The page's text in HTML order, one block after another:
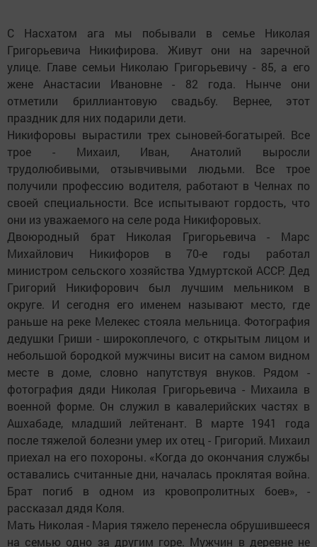
С Насхатом ага мы побывали в семье Николая
Григорьевича Никифирова. Живут они на заречной
улице. Главе семьи Николаю Григорьевичу - 85, а его
жене Анастасии Ивановне - 82 года. Нынче они
отметили бриллиантовую свадьбу. Вернее, этот
праздник для них подарили дети.
Никифоровы вырастили трех сыновей-богатырей. Все
трое - Михаил, Иван, Анатолий выросли
трудолюбивыми, отзывчивыми людьми. Все трое
получили профессию водителя, работают в Челнах по
своей специальности. Все испытывают гордость, что
они из уважаемого на селе рода Никифоровых.
Двоюродный брат Николая Григорьевича - Марс
Михайлович Никифоров в 70-е годы работал
министром сельского хозяйства Удмуртской АССР. Дед
Григорий Никифорович был лучшим мельником в
округе. И сегодня его именем называют место, где
раньше на реке Мелекес стояла мельница. Фотография
дедушки Гриши - широкоплечого, с открытым лицом и
небольшой бородкой мужчины висит на самом видном
месте в доме, словно напутствуя внуков. Рядом -
фотография дяди Николая Григорьевича - Михаила в
военной форме. Он служил в кавалерийских частях в
Ашхабаде, младший лейтенант. В марте 1941 года
после тяжелой болезни умер их отец - Григорий. Михаил
приехал на его похороны. «Когда до окончания службы
оставались считанные дни, началась проклятая война.
Брат погиб в одном из кровопролитных боев», -
рассказал дядя Коля.
Мать Николая - Мария тяжело перенесла обрушившееся
на семью одно за другим горе. Мужчин в деревне не